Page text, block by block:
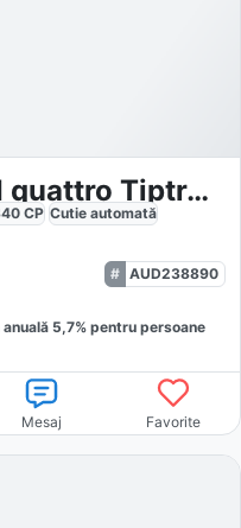
Audi Q8 3.0 55 TFSI quattro Tiptronic MHEV
CP Cutie automată
AUD238890
anuală 5,7% pentru persoane
Mesaj Favorite